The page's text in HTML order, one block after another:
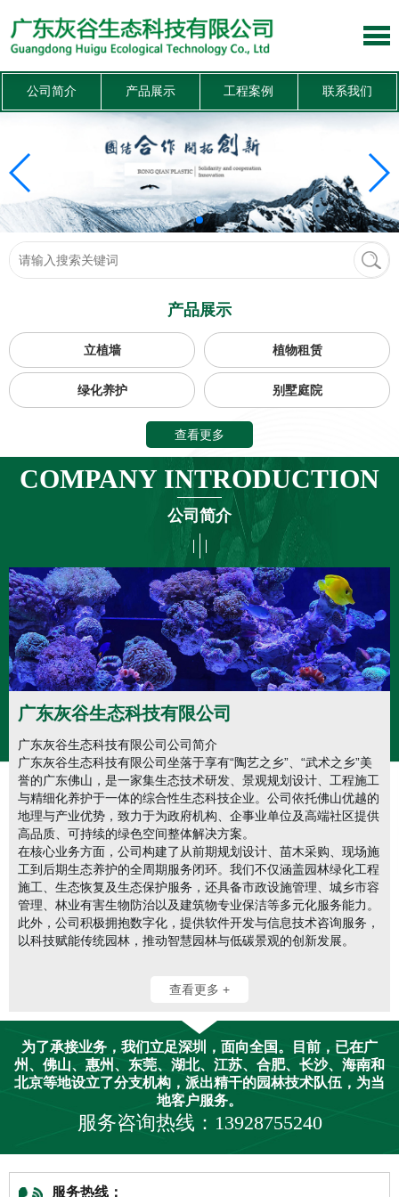
公司简介 产品展示 工程案例 联系我们
产品展示
立植墙 植物租赁
绿化养护 别墅庭院
查看更多
COMPANY INTRODUCTION
公司简介
广东灰谷生态科技有限公司
广东灰谷生态科技有限公司公司简介
广东灰谷生态科技有限公司坐落于享有“陶艺之乡”、“武术之乡”美
誉的广东佛山，是一家集生态技术研发、景观规划设计、工程施工
与精细化养护于一体的综合性生态科技企业。公司依托佛山优越的
地理与产业优势，致力于为政府机构、企事业单位及高端社区提供
高品质、可持续的绿色空间整体解决方案。
在核心业务方面，公司构建了从前期规划设计、苗木采购、现场施
工到后期生态养护的全周期服务闭环。我们不仅涵盖园林绿化工程
施工、生态恢复及生态保护服务，还具备市政设施管理、城乡市容
管理、林业有害生物防治以及建筑物专业保洁等多元化服务能力。
此外，公司积极拥抱数字化，提供软件开发与信息技术咨询服务，
以科技赋能传统园林，推动智慧园林与低碳景观的创新发展。
查看更多 +
为了承接业务，我们立足深圳，面向全国。目前，已在广
州、佛山、惠州、东莞、湖北、江苏、合肥、长沙、海南和
北京等地设立了分支机构，派出精干的园林技术队伍，为当
地客户服务。
服务咨询热线：13928755240
服务热线：